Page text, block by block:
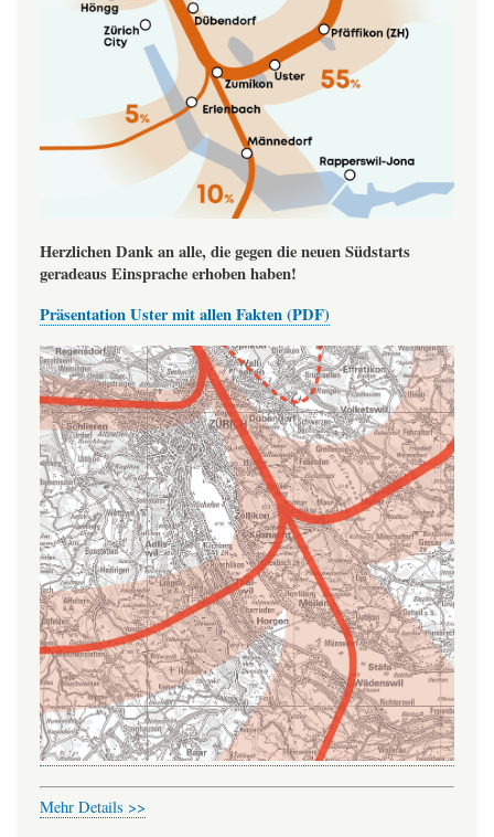
Herzlichen Dank an alle, die gegen die neuen Südstarts
geradeaus Einsprache erhoben haben!
Präsentation Uster mit allen Fakten (PDF)
Mehr Details >>